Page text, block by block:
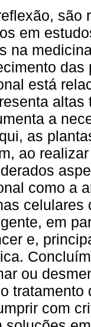
são
em
na
está
a
as
ao
como a
celulares
em
e,
ou
com